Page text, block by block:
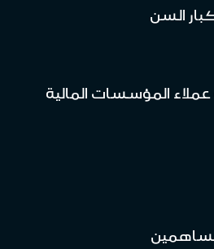
السن
المؤسسات المالية